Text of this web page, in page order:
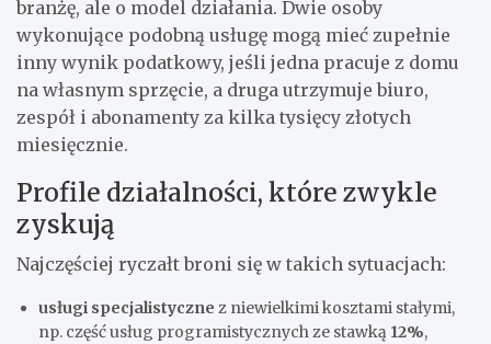
branżę, ale o model działania. Dwie osoby
wykonujące podobną usługę mogą mieć zupełnie
inny wynik podatkowy, jeśli jedna pracuje z domu
na własnym sprzęcie, a druga utrzymuje biuro,
zespół i abonamenty za kilka tysięcy złotych
miesięcznie.
Profile działalności, które zwykle
zyskują
Najczęściej ryczałt broni się w takich sytuacjach:
usługi specjalistyczne z niewielkimi kosztami stałymi,
np. część usług programistycznych ze stawką 12%,